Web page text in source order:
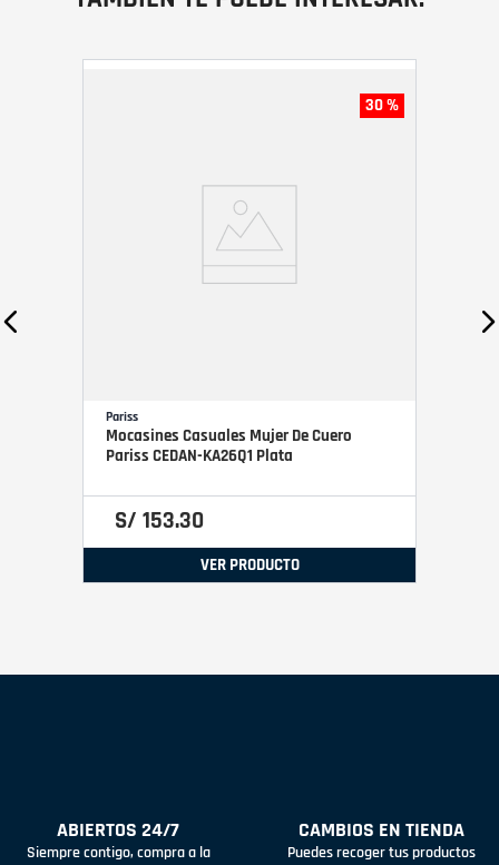
30 %
Pariss
Mocasines Casuales Mujer De Cuero
Pariss CEDAN-KA26Q1 Plata
S/ 153.30
VER PRODUCTO
ABIERTOS 24/7
Siempre contigo, compra a la
CAMBIOS EN TIENDA
Puedes recoger tus productos